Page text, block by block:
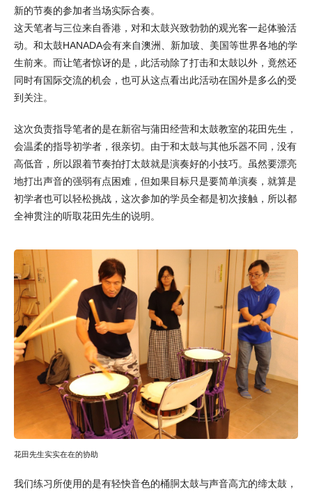
新的节奏的参加者当场实际合奏。
这天笔者与三位来自香港，对和太鼓兴致勃勃的观光客一起体验活
动。和太鼓HANADA会有来自澳洲、新加玻、美国等世界各地的学
生前来。而让笔者惊讶的是，此活动除了打击和太鼓以外，竟然还
同时有国际交流的机会，也可从这点看出此活动在国外是多么的受
到关注。
这次负责指导笔者的是在新宿与蒲田经营和太鼓教室的花田先生，
会温柔的指导初学者，很亲切。由于和太鼓与其他乐器不同，没有
高低音，所以跟着节奏拍打太鼓就是演奏好的小技巧。虽然要漂亮
地打出声音的强弱有点困难，但如果目标只是要简单演奏，就算是
初学者也可以轻松挑战，这次参加的学员全都是初次接触，所以都
全神贯注的听取花田先生的说明。
花田先生实实在在的协助
我们练习所使用的是有轻快音色的桶胴太鼓与声音高亢的缔太鼓，